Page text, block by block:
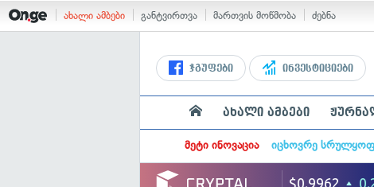
ახალი ამბები განტვირთვა მართვის მოწმობა ძებნა
ჯგუფები ინვესტიციები
ახალი ამბები
მეტი ინოვაცია იცხოვრე